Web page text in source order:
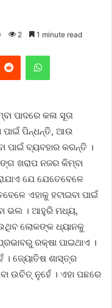
2 1 minute read
Reddit WhatsApp
ପାଦରେ କଳା ସୂତା
ପାଇଁ ପିନ୍ଧନ୍ତି, ଆଉ
ପାଇଁ ବ୍ୟବହାର କରନ୍ତି ।
ଖରାପ ନଜର କିମ୍ବା
ଯେ ଯେତେବେଳେ
ଏହାକୁ ହଟାଇବା ପାଇଁ
ଭଲ । ଆହୁରି ମଧ୍ୟ,
ଲୋକଙ୍କ ଧ୍ୟାନକୁ
ରକ୍ଷା ପାଇଥାଏ ।
। ଜ୍ୟୋତିଷ ଶାସ୍ତ୍ର
ଉଚିତ୍ ନୁହେଁ । ଏହା ପଛରେ